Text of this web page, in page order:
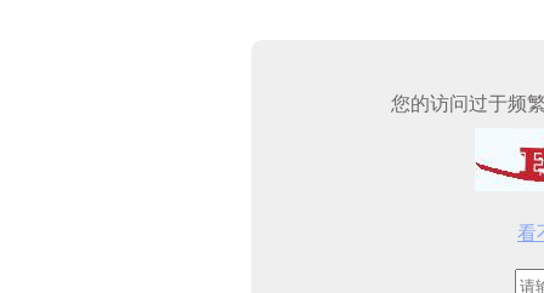
您的访问过于频
看